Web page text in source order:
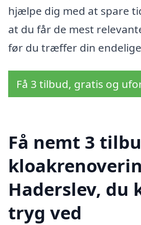
hjælpe dig med at spare
at du får de mest
før du træffer din
Få 3 tilbud, gratis og
Få nemt 3
Haderslev, du
tryg ved